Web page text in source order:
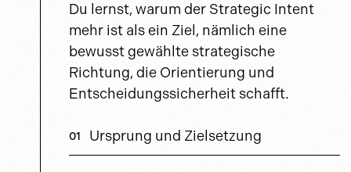
Du lernst, warum der Strategic Intent
mehr ist als ein Ziel, nämlich eine
bewusst gewählte strategische
Richtung, die Orientierung und
Entscheidungssicherheit schafft.
Ursprung und Zielsetzung